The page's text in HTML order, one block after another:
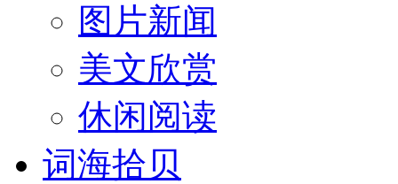
图片新闻
美文欣赏
休闲阅读
词海拾贝